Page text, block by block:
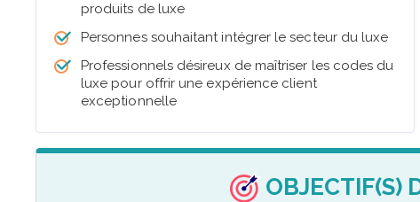
produits de luxe
Personnes souhaitant intégrer le secteur du luxe
Professionnels désireux de maîtriser les codes du
luxe pour offrir une expérience client
exceptionnelle
OBJECTIF(S)